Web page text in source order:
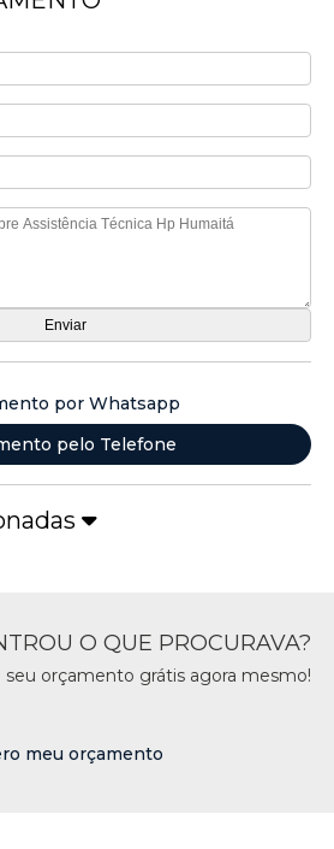
por Whatsapp
pelo Telefone
O QUE PROCURAVA?
seu orçamento grátis agora mesmo!
meu orçamento